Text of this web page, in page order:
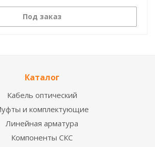
Под заказ
Каталог
Кабель оптический
и комплектующие
Линейная арматура
Компоненты СКС